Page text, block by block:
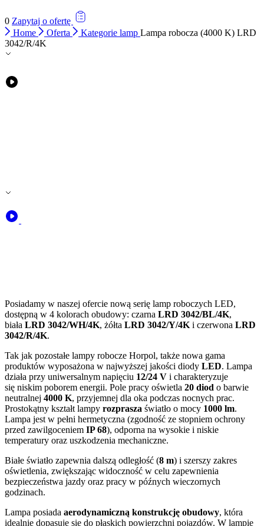
0 Zapytaj o ofertę
Home
Oferta Kategorie lamp Lampa robocza (4000 K) LRD
3042/R/4K
Posiadamy w naszej ofercie nową serię lamp roboczych LED,
dostępną w 4 kolorach obudowy: czarna LRD 3042/BL/4K,
biała LRD 3042/WH/4K, żółta LRD 3042/Y/4K i czerwona LRD
3042/R/4K.
Tak jak pozostałe lampy robocze Horpol, także nowa gama
produktów wyposażona w najwyższej jakości diody LED. Lampa
działa przy uniwersalnym napięciu 12/24 V i charakteryzuje
się niskim poborem energii. Pole pracy oświetla 20 diod o barwie
neutralnej 4000 K, przyjemnej dla oka podczas nocnych prac.
Prostokątny kształt lampy rozprasza światło o mocy 1000 lm.
Lampa jest w pełni hermetyczna (zgodność ze stopniem ochrony
przed zawilgoceniem IP 68), odporna na wysokie i niskie
temperatury oraz uszkodzenia mechaniczne.
Białe światło zapewnia dalszą odległość (8 m) i szerszy zakres
oświetlenia, zwiększając widoczność w celu zapewnienia
bezpieczeństwa jazdy oraz pracy w późnych wieczornych
godzinach.
Lampa posiada aerodynamiczną konstrukcję obudowy, która
idealnie dopasuje się do płaskich powierzchni pojazdów. W lampie